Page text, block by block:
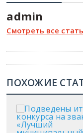
admin
Смотреть все
ПОХОЖИЕ